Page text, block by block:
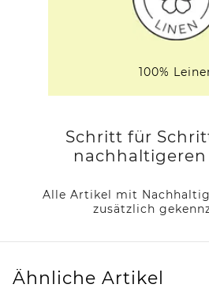
100%
Schritt für
Alle Artikel mit
zusätzlich
Ähnliche Artikel